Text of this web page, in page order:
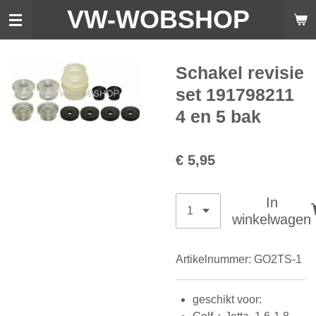
Ga
hoofdinhoud
VW-WOBSHOP
Schakel revisie
set 191798211
4 en 5 bak
€ 5,95
In
winkelwagen
Artikelnummer: GO2TS-1
geschikt voor: